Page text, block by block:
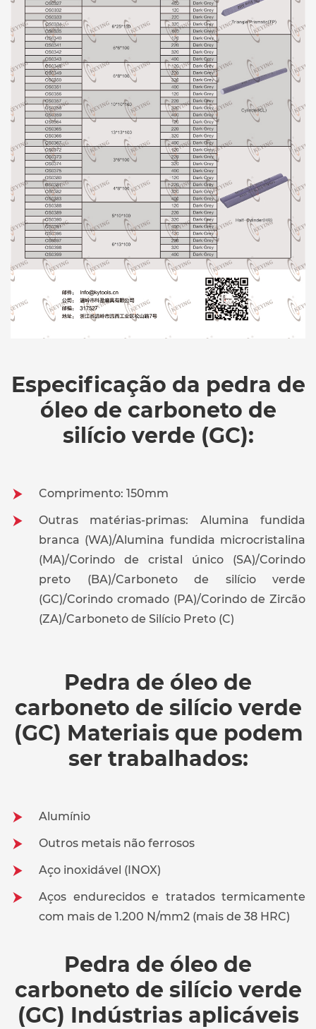
Especificação da pedra de
óleo de carboneto de
silício verde (GC):
Comprimento: 150mm
Outras matérias-primas: Alumina fundida
branca (WA)/Alumina fundida microcristalina
(MA)/Corindo de cristal único (SA)/Corindo
preto (BA)/Carboneto de silício verde
(GC)/Corindo cromado (PA)/Corindo de Zircão
(ZA)/Carboneto de Silício Preto (C)
Pedra de óleo de
carboneto de silício verde
(GC) Materiais que podem
ser trabalhados:
Alumínio
Outros metais não ferrosos
Aço inoxidável (INOX)
Aços endurecidos e tratados termicamente
com mais de 1.200 N/mm2 (mais de 38 HRC)
Pedra de óleo de
carboneto de silício verde
(GC) Indústrias aplicáveis